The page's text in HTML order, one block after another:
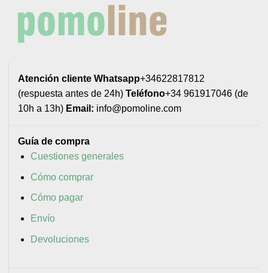
Atención cliente Whatsapp+34622817812
(respuesta antes de 24h) Teléfono+34 961917046 (de
10h a 13h) Email: info@pomoline.com
Guía de compra
Cuestiones generales
Cómo comprar
Cómo pagar
Envío
Devoluciones